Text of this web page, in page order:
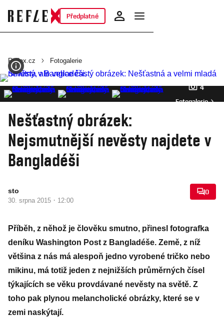
Předplatné
Reflex.cz Fotogalerie
4
Fotogalerie
Nešťastný obrázek:
Nejsmutnější nevěsty najdete v
Bangladéši
sto
30. srpna 2015 · 12:00
0
Příběh, z něhož je člověku smutno, přinesl fotografka
deníku Washington Post z Bangladéše. Země, z níž
většina z nás má alespoň jedno vyrobené tričko nebo
mikinu, má totiž jeden z nejnižších průměrných čísel
týkajících se věku provdávané nevěsty na světě. Z
toho pak plynou melancholické obrázky, které se v
zemi naskýtají.